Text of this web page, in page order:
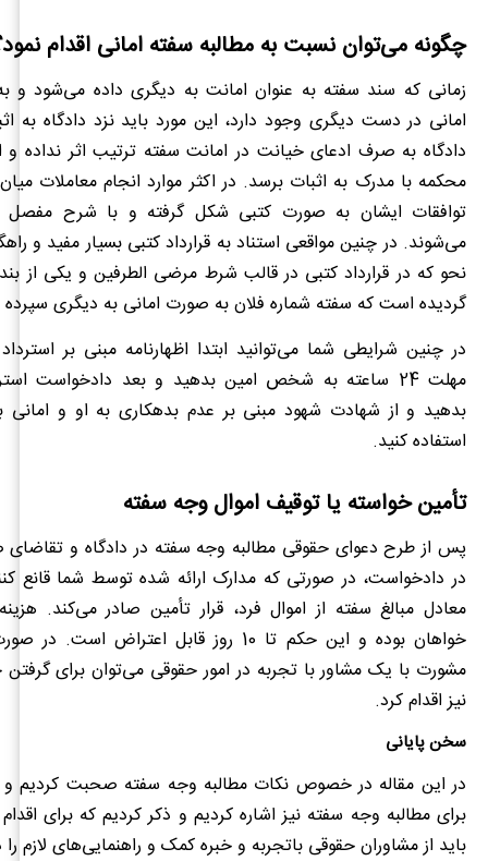
چگونه می‌توان نسبت به مطالبه سفته امانی اقدام
زمانی که سند سفته به‌ عنوان امانت به دیگری داده می‌شود و
امانی در دست دیگری وجود دارد، این مورد باید نزد دادگاه به
دادگاه به‌ صرف ادعای خیانت‌ در امانت سفته ترتیب اثر نداده و
محکمه با مدرک به اثبات برسد. در اکثر موارد انجام معاملات
توافقات ایشان به‌ صورت کتبی شکل‌ گرفته و با شرح مفصل
می‌شوند. در چنین مواقعی استناد به قرارداد کتبی بسیار مفید و
نحو که در قرارداد کتبی در قالب شرط مرضی‌ الطرفین و یکی از
گردیده است که سفته شماره فلان به‌ صورت امانی به دیگری
در چنین شرایطی شما می‌توانید ابتدا اظهارنامه مبنی بر
مهلت 24 ساعته به شخص امین بدهید و بعد دادخواست
بدهید و از شهادت شهود مبنی بر عدم بدهکاری به او و
استفاده کنید.
تأمین خواسته یا توقیف اموال وجه سفته
پس از طرح دعوای حقوقی مطالبه وجه سفته در دادگاه و تقاضای
در دادخواست، در صورتی که مدارک ارائه شده توسط شما قانع‌
معادل مبالغ سفته از اموال فرد، قرار تأمین صادر می‌کند.
خواهان بوده و این حکم تا 10 روز قابل‌ اعتراض
مشورت با یک مشاور با تجربه در امور حقوقی می‌توان برای
نیز اقدام کرد.
سخن پایانی
در این مقاله در خصوص نکات مطالبه وجه سفته صحبت کردیم و
برای مطالبه وجه سفته نیز اشاره کردیم و ذکر کردیم که برای
باید از مشاوران حقوقی باتجربه و خبره کمک و راهنمایی‌های لازم